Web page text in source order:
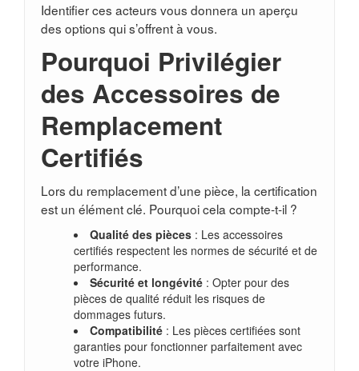
Identifier ces acteurs vous donnera un aperçu
des options qui s’offrent à vous.
Pourquoi Privilégier
des Accessoires de
Remplacement
Certifiés
Lors du remplacement d’une pièce, la certification
est un élément clé. Pourquoi cela compte-t-il ?
Qualité des pièces: Les accessoires
certifiés respectent les normes de sécurité et de
performance.
Sécurité et longévité: Opter pour des
pièces de qualité réduit les risques de
dommages futurs.
Compatibilité: Les pièces certifiées sont
garanties pour fonctionner parfaitement avec
votre iPhone.